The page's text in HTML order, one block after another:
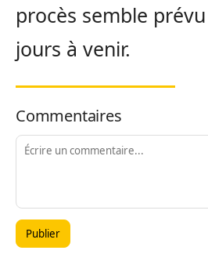
procès semble
jours à venir.
Commentaires
Publier